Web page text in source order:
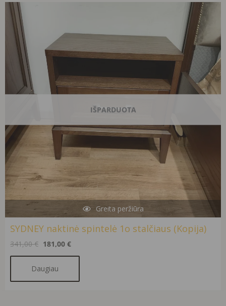
IŠPARDUOTA
Greita peržiūra
SYDNEY naktinė spintelė 1o stalčiaus (Kopija)
341,00€
341,00 €.
181,00 €
181,00 €.
Daugiau